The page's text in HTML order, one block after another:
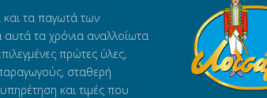
τα παγωτά των
τα χρόνια αναλλοίωτα
πρώτες ύλες,
σταθερή
και τιμές που